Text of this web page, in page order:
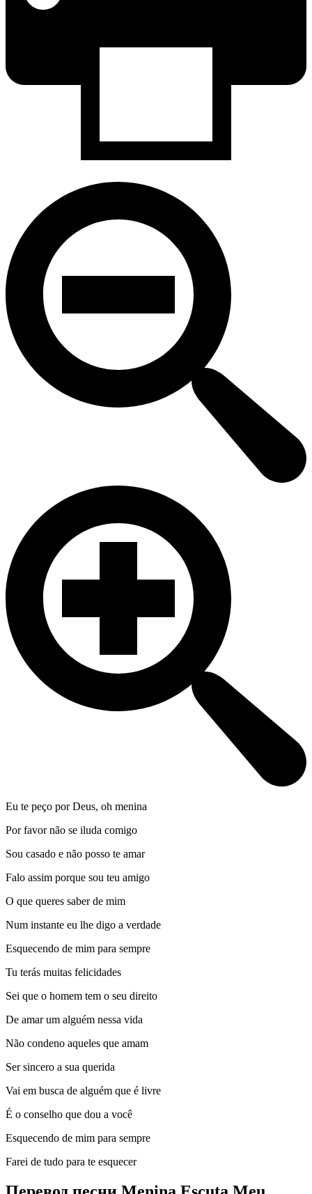
Eu te peço por Deus, oh menina
Por favor não se iluda comigo
Sou casado e não posso te amar
Falo assim porque sou teu amigo
O que queres saber de mim
Num instante eu lhe digo a verdade
Esquecendo de mim para sempre
Tu terás muitas felicidades
Sei que o homem tem o seu direito
De amar um alguém nessa vida
Não condeno aqueles que amam
Ser sincero a sua querida
Vai em busca de alguém que é livre
É o conselho que dou a você
Esquecendo de mim para sempre
Farei de tudo para te esquecer